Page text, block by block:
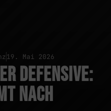
19. Mai 2026
Defensive:
nach